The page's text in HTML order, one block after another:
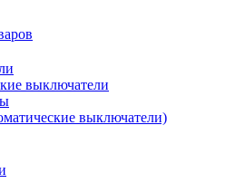
выключатели
выключатели)